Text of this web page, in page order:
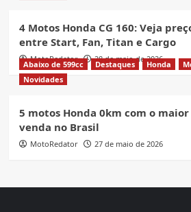
4 Motos Honda CG 160: Veja
entre Start, Fan, Titan e Cargo
MotoRedator 28 de maio de 2026
Abaixo de 599cc Destaques Honda
Novidades
5 motos Honda 0km com o
venda no Brasil
MotoRedator 27 de maio de 2026